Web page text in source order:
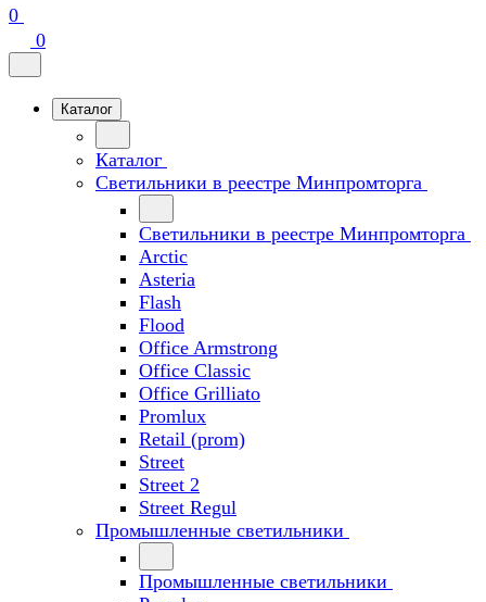
0
0
Каталог
Каталог
Светильники в реестре Минпромторга
Светильники в реестре Минпромторга
Arctic
Asteria
Flash
Flood
Office Armstrong
Office Classic
Office Grilliato
Promlux
Retail (prom)
Street
Street 2
Street Regul
Промышленные светильники
Промышленные светильники